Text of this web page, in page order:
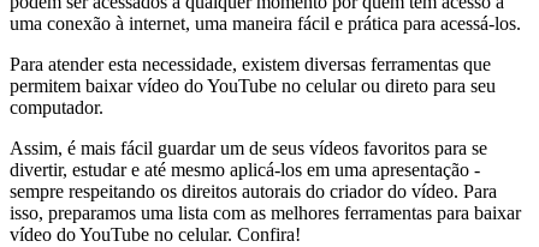
uma conexão à internet, uma maneira fácil e prática para acessá-los.
Para atender esta necessidade, existem diversas ferramentas que
permitem baixar vídeo do YouTube no celular ou direto para seu
computador.
Assim, é mais fácil guardar um de seus vídeos favoritos para se
divertir, estudar e até mesmo aplicá-los em uma apresentação -
sempre respeitando os direitos autorais do criador do vídeo. Para
isso, preparamos uma lista com as melhores ferramentas para baixar
vídeo do YouTube no celular. Confira!